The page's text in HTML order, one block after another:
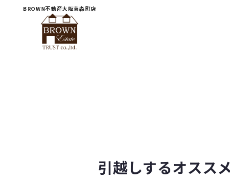
BROWN不動産大阪南森町店
引越しするオスス